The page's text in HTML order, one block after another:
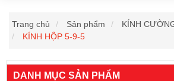
Trang chủ Sản phẩm
KÍNH
KÍNH HỘP 5-9-5
DANH MỤC SẢN PHẨM